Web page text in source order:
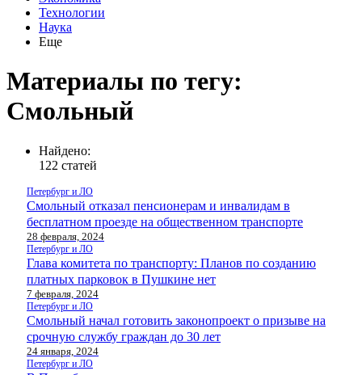
Технологии
Наука
Еще
Материалы по тегу:
Смольный
Найдено:
122 статей
Петербург и ЛО
Смольный отказал пенсионерам и инвалидам в
бесплатном проезде на общественном транспорте
28 февраля, 2024
Петербург и ЛО
Глава комитета по транспорту: Планов по созданию
платных парковок в Пушкине нет
7 февраля, 2024
Петербург и ЛО
Смольный начал готовить законопроект о призыве на
срочную службу граждан до 30 лет
24 января, 2024
Петербург и ЛО